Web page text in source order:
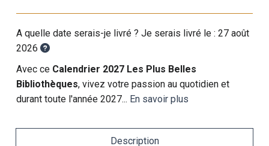
A quelle date serais-je livré ? Je serais livré le :27 août
2026
Avec ce Calendrier 2027 Les Plus Belles
Bibliothèques, vivez votre passion au quotidien et
durant toute l'année 2027... En savoir plus
Description